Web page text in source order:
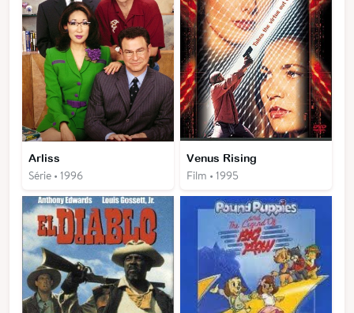
Arliss
Série • 1996
Venus Rising
Film • 1995